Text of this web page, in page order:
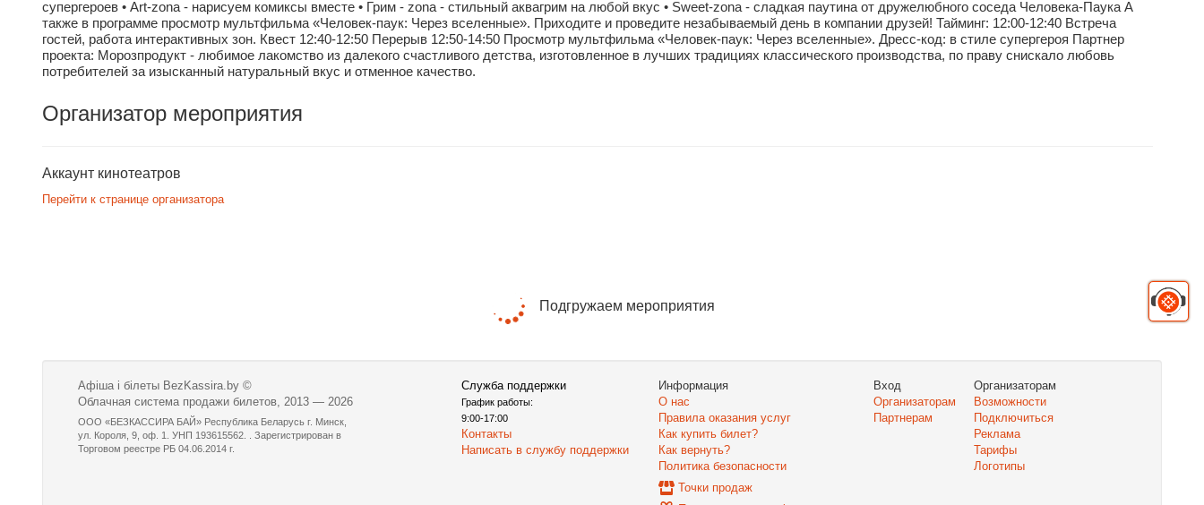
супергероев • Art-zona - нарисуем комиксы вместе • Грим - zona - стильный аквагрим на любой вкус • Sweet-zona - сладкая паутина от дружелюбного соседа Человека-Паука А
также в программе просмотр мультфильма «Человек-паук: Через вселенные». Приходите и проведите незабываемый день в компании друзей! Тайминг: 12:00-12:40 Встреча
гостей, работа интерактивных зон. Квест 12:40-12:50 Перерыв 12:50-14:50 Просмотр мультфильма «Человек-паук: Через вселенные». Дресс-код: в стиле супергероя Партнер
проекта: Морозпродукт - любимое лакомство из далекого счастливого детства, изготовленное в лучших традициях классического производства, по праву снискало любовь
потребителей за изысканный натуральный вкус и отменное качество.
Организатор мероприятия
Аккаунт кинотеатров
Перейти к странице организатора
Подгружаем мероприятия
Афіша і білеты BezKassira.by ©
Облачная система продажи билетов, 2013 — 2026
ООО «БЕЗКАССИРА БАЙ» Республика Беларусь г. Минск,
ул. Короля, 9, оф. 1. УНП 193615562. . Зарегистрирован в
Торговом реестре РБ 04.06.2014 г.
Служба поддержки
График работы:
9:00-17:00
Контакты
Написать в службу поддержки
Информация
О нас
Правила оказания услуг
Как купить билет?
Как вернуть?
Политика безопасности
Точки продаж
Вход
Организаторам
Партнерам
Организаторам
Возможности
Подключиться
Реклама
Тарифы
Логотипы